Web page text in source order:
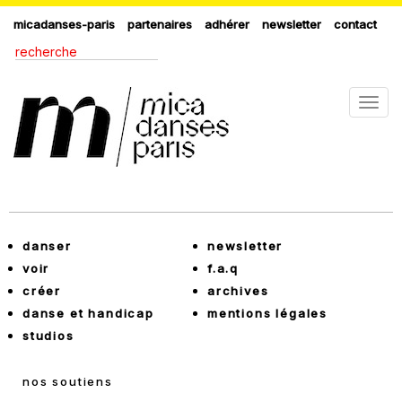
micadanses-paris partenaires adhérer newsletter contact
danser
voir
créer
danse et handicap
studios
newsletter
f.a.q
archives
mentions légales
nos soutiens